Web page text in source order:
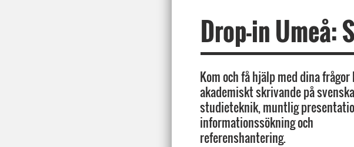
Drop-in Umeå:
Kom och få hjälp med dina
akademiskt skrivande på
studieteknik, muntlig
informationssökning och
referenshantering.